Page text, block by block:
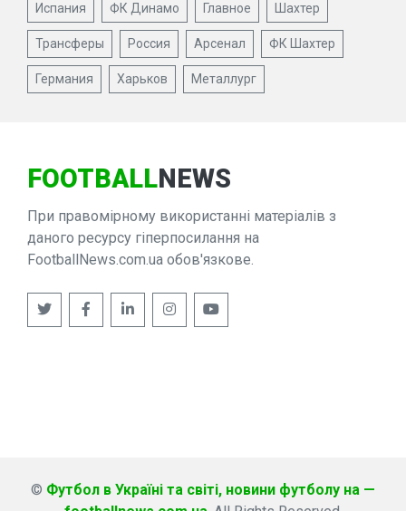
Испания ФК Динамо Главное Шахтер
Трансферы Россия Арсенал ФК Шахтер
Германия Харьков Металлург
FOOTBALLNEWS
При правомірному використанні матеріалів з
даного ресурсу гіперпосилання на
FootballNews.com.ua обов'язкове.
© Футбол в Україні та світі, новини футболу на —